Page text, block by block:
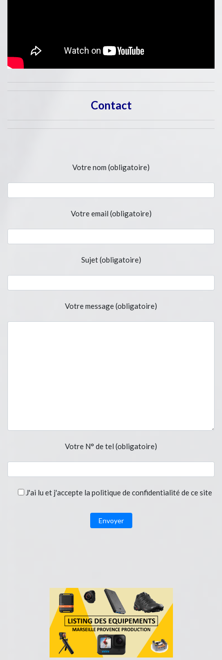
Contact
Votre nom (obligatoire)
Votre email (obligatoire)
Sujet (obligatoire)
Votre message (obligatoire)
Votre N° de tel (obligatoire)
J'ai lu et j'accepte la politique de confidentialité de ce site